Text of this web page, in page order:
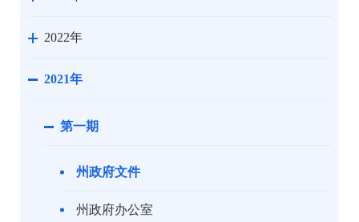
2022年
2021年
第一期
州政府文件
州政府办公室